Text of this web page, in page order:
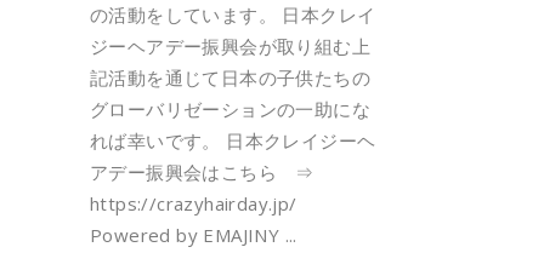
の活動をしています。 日本クレイ
ジーヘアデー振興会が取り組む上
記活動を通じて日本の子供たちの
グローバリゼーションの一助にな
れば幸いです。 日本クレイジーヘ
アデー振興会はこちら ⇒
https://crazyhairday.jp/
Powered by EMAJINY